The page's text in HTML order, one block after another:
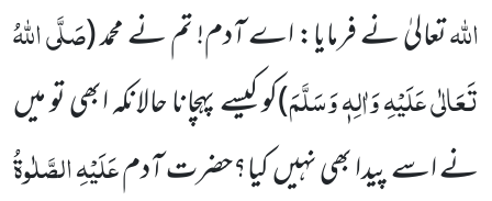
اللہتعالیٰ نے فرمایا: اے آدم! تم نے محمد(صَلَّی اللہُ
تَعَالٰی عَلَیْہِ وَاٰلِہٖ وَسَلَّمَ)کو کیسے پہچانا حالانکہ ابھی تو میں
نے اسے پیدا بھی نہیں کیا؟حضرت آدمعَلَیْہِ الصَّلٰوۃُ